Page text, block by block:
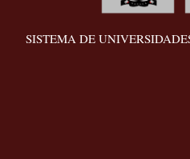
SISTEMA DE